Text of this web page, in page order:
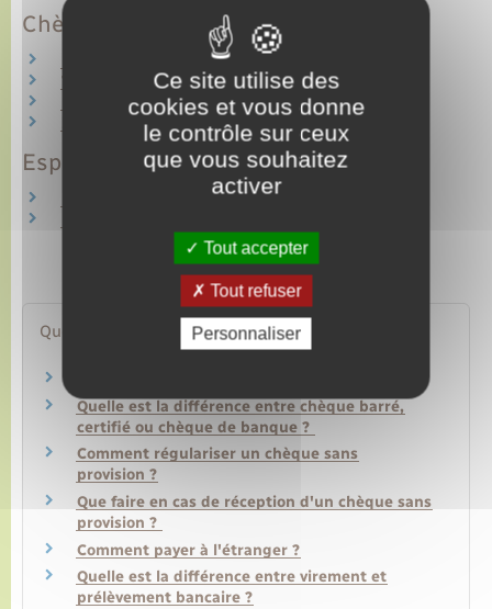
Chèque
Paiement par chèque
Vol d'un chèque ou d'un chéquier
Perte d'un chèque ou d'un chéquier
Interdiction d'émettre des chèques
Espèces
Questions ? Réponses !
Quelle est la différence entre chèque barré,
certifié ou chèque de banque ?
Comment régulariser un chèque sans
provision ?
Que faire en cas de réception d'un chèque sans
provision ?
Comment payer à l'étranger ?
Quelle est la différence entre virement et
prélèvement bancaire ?
Ce site utilise des
cookies et vous donne
le contrôle sur ceux
que vous souhaitez
activer
Tout accepter
Tout refuser
Personnaliser